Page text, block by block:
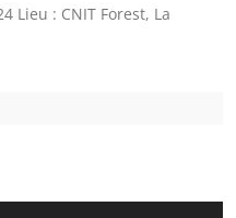
Lieu : CNIT Forest, La